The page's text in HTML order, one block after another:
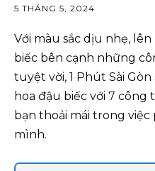
5 THÁNG 5, 2024
Với màu sắc dịu nhẹ,
biếc bên cạnh những
tuyệt vời, 1 Phút Sài
hoa đậu biếc với 7 công
bạn thoải mái trong
mình.